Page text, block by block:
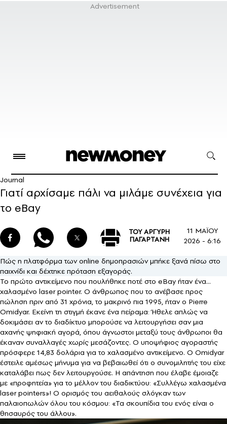
Journal
Γιατί αρχίσαμε πάλι να μιλάμε συνέχεια για
το eBay
ΤΟΥ ΑΡΓΥΡΗ
ΠΑΓΑΡΤΑΝΗ
11 ΜΑΪΟΥ
2026 - 6:16
Πώς η πλατφόρμα των online δημοπρασιών μπήκε ξανά πίσω στο
παιχνίδι και δέχτηκε πρόταση εξαγοράς.
Το πρώτο αντικείμενο που πουλήθηκε ποτέ στο eBay ήταν ένα…
χαλασμένο laser pointer. Ο άνθρωπος που το ανέβασε προς
πώληση πριν από 31 χρόνια, το μακρινό πια 1995, ήταν ο Pierre
Omidyar. Εκείνη τη στιγμή έκανε ένα πείραμα: Ήθελε απλώς να
δοκιμάσει αν το διαδίκτυο μπορούσε να λειτουργήσει σαν μια
αχανής ψηφιακή αγορά, όπου άγνωστοι μεταξύ τους άνθρωποι θα
έκαναν συναλλαγές χωρίς μεσάζοντες. Ο υποψήφιος αγοραστής
πρόσφερε 14,83 δολάρια για το χαλασμένο αντικείμενο. Ο Omidyar
έστειλε αμέσως μήνυμα για να βεβαιωθεί ότι ο συνομιλητής του είχε
καταλάβει πως δεν λειτουργούσε. Η απάντηση που έλαβε έμοιαζε
με «προφητεία» για το μέλλον του διαδικτύου: «Συλλέγω χαλασμένα
laser pointers»! Ο ορισμός του αειθαλούς σλόγκαν των
παλαιοπωλών όλου του κόσμου: «Τα σκουπίδια του ενός είναι ο
θησαυρός του άλλου».